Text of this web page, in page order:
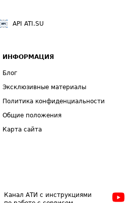
API ATI.SU
ИНФОРМАЦИЯ
Блог
Эксклюзивные материалы
Политика конфиденциальности
Общие положения
Карта сайта
Канал АТИ с инструкциями